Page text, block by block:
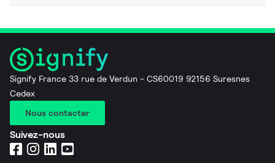
Signify France 33 rue de Verdun - CS60019 92156 Suresnes
Cedex
Nous contacter
Suivez-nous